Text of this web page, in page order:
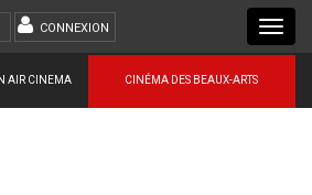
CINÉMA DES BEAUX-ARTS
AIR CINEMA
CONNEXION